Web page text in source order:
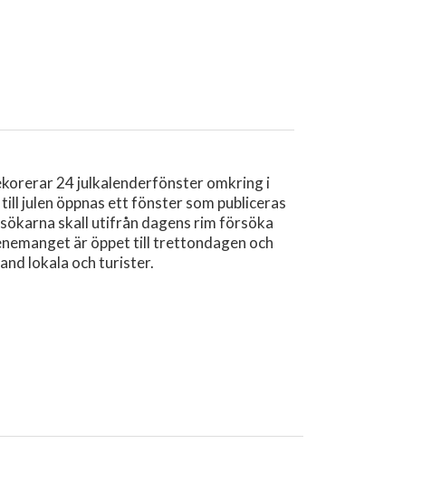
24 julkalenderfönster omkring i
julen öppnas ett fönster som publiceras
skall utifrån dagens rim försöka
är öppet till trettondagen och
lokala och turister.